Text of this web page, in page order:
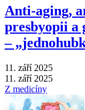
Anti‑aging,
presbyopii a
–⁠
11. září 2025
11. září 2025
Z medicíny